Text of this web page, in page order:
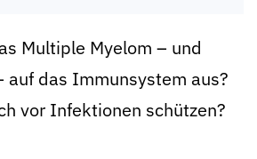
Multiple Myelom – und
auf das Immunsystem aus?
vor Infektionen schützen?